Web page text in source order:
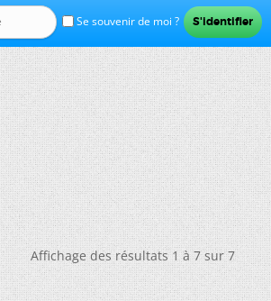
Se souvenir de moi ?
Affichage des résultats 1 à 7 sur 7